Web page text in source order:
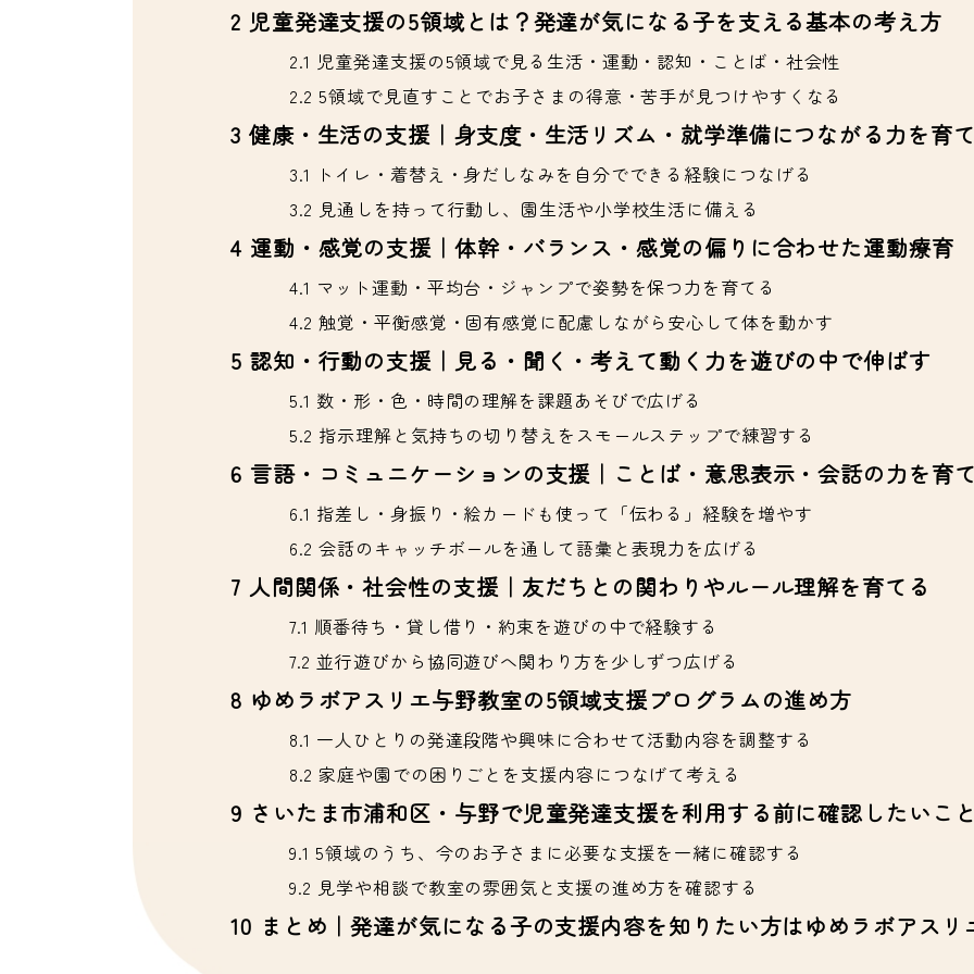
2 児童発達支援の5領域とは？発達が気になる子を支える基本の考え方
2.1 児童発達支援の5領域で見る生活・運動・認知・ことば・社会性
2.2 5領域で見直すことでお子さまの得意・苦手が見つけやすくなる
3 健康・生活の支援｜身支度・生活リズム・就学準備につながる力を育
3.1 トイレ・着替え・身だしなみを自分でできる経験につなげる
3.2 見通しを持って行動し、園生活や小学校生活に備える
4 運動・感覚の支援｜体幹・バランス・感覚の偏りに合わせた運動療育
4.1 マット運動・平均台・ジャンプで姿勢を保つ力を育てる
4.2 触覚・平衡感覚・固有感覚に配慮しながら安心して体を動かす
5 認知・行動の支援｜見る・聞く・考えて動く力を遊びの中で伸ばす
5.1 数・形・色・時間の理解を課題あそびで広げる
5.2 指示理解と気持ちの切り替えをスモールステップで練習する
6 言語・コミュニケーションの支援｜ことば・意思表示・会話の力を育
6.1 指差し・身振り・絵カードも使って「伝わる」経験を増やす
6.2 会話のキャッチボールを通して語彙と表現力を広げる
7 人間関係・社会性の支援｜友だちとの関わりやルール理解を育てる
7.1 順番待ち・貸し借り・約束を遊びの中で経験する
7.2 並行遊びから協同遊びへ関わり方を少しずつ広げる
8 ゆめラボアスリエ与野教室の5領域支援プログラムの進め方
8.1 一人ひとりの発達段階や興味に合わせて活動内容を調整する
8.2 家庭や園での困りごとを支援内容につなげて考える
9 さいたま市浦和区・与野で児童発達支援を利用する前に確認したいこと
9.1 5領域のうち、今のお子さまに必要な支援を一緒に確認する
9.2 見学や相談で教室の雰囲気と支援の進め方を確認する
10 まとめ｜発達が気になる子の支援内容を知りたい方はゆめラボアスリ